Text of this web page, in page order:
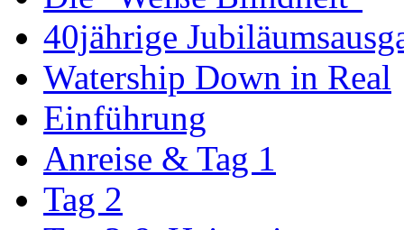
40jährige
Watership Down in Real
Einführung
Anreise & Tag 1
Tag 2